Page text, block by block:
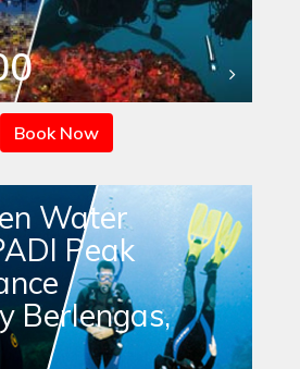
Book Now
Water
Peak
Berlengas,